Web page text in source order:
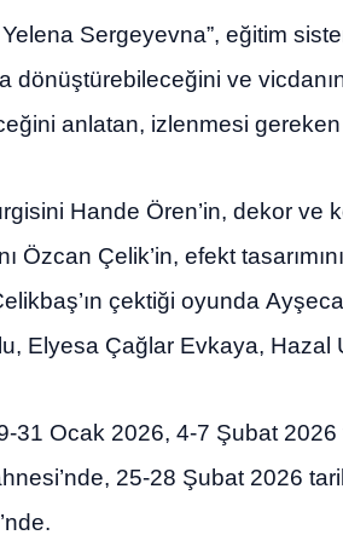
Yelena Sergeyevna”, eğitim
dönüştürebileceğini ve
anlatan, izlenmesi gereken
Hande Ören’in, dekor ve
Özcan Çelik’in, efekt
çektiği oyunda
Elyesa Çağlar Evkaya, Hazal
31 Ocak 2026, 4-7 Şubat
25-28 Şubat 2026